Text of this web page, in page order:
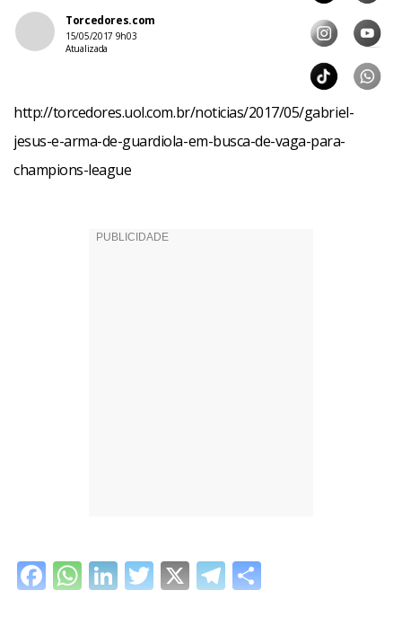
Torcedores.com
15/05/2017 9h03
Atualizada
http://torcedores.uol.com.br/noticias/2017/05/gabriel-
jesus-e-arma-de-guardiola-em-busca-de-vaga-para-
champions-league
Facebook
WhatsApp
LinkedIn
Twitter
X Telegram